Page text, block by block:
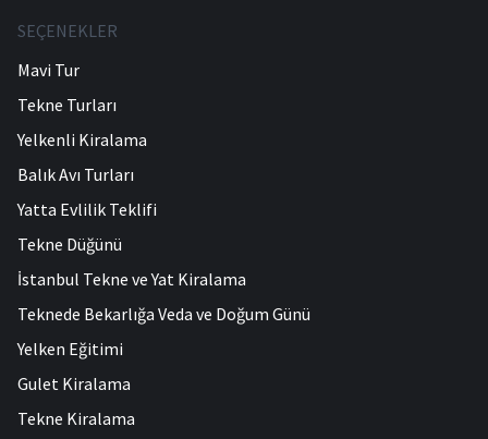
SEÇENEKLER
Mavi Tur
Tekne Turları
Yelkenli Kiralama
Balık Avı Turları
Yatta Evlilik Teklifi
Tekne Düğünü
İstanbul Tekne ve Yat Kiralama
Teknede Bekarlığa Veda ve Doğum Günü
Yelken Eğitimi
Gulet Kiralama
Tekne Kiralama